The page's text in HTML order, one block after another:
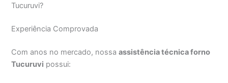
Tucuruvi?
Experiência Comprovada
Com anos no mercado, nossaassistência técnica forno
Tucuruvi possui: